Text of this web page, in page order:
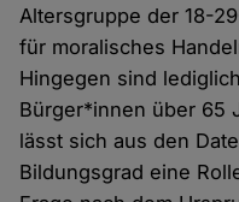
Altersgruppe der 18-
für moralisches
Hingegen sind
Bürger*innen über 65
lässt sich aus den
Bildungsgrad eine